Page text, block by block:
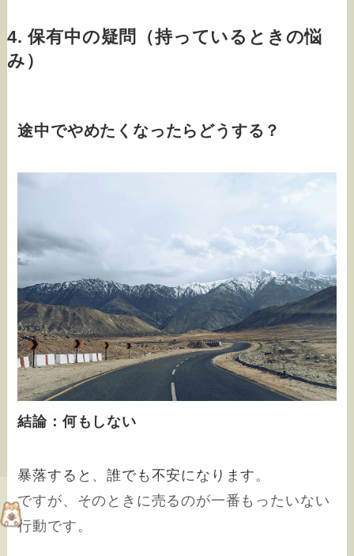
4. 保有中の疑問（持っているときの悩
み）
途中でやめたくなったらどうする？
結論：何もしない
暴落すると、誰でも不安になります。
ですが、そのときに売るのが一番もったいない
行動です。